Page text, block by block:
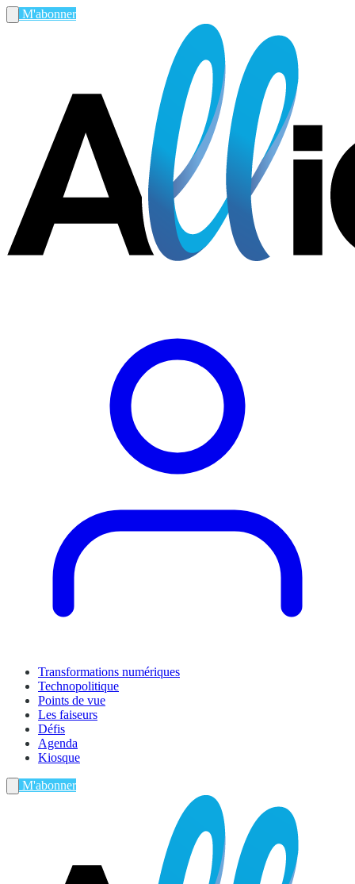
M'abonner
Transformations numériques
Technopolitique
Points de vue
Les faiseurs
Défis
Agenda
Kiosque
M'abonner